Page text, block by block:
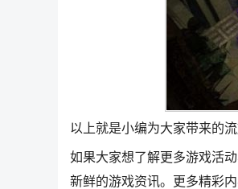
以上就是小编为大家带来的
如果大家想了解更多游戏活
新鲜的游戏资讯。更多精彩